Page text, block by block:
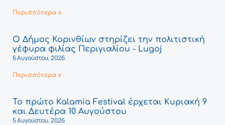
Περισσότερα »
Ο Δήμος Κορινθίων στηρίζει την πολιτιστική
γέφυρα φιλίας Περιγιαλίου - Lugoj
6 Αυγούστου, 2026
Περισσότερα »
Το πρώτο Kalamia Festival έρχεται Κυριακή 9
και Δευτέρα 10 Αυγούστου
5 Αυγούστου, 2026